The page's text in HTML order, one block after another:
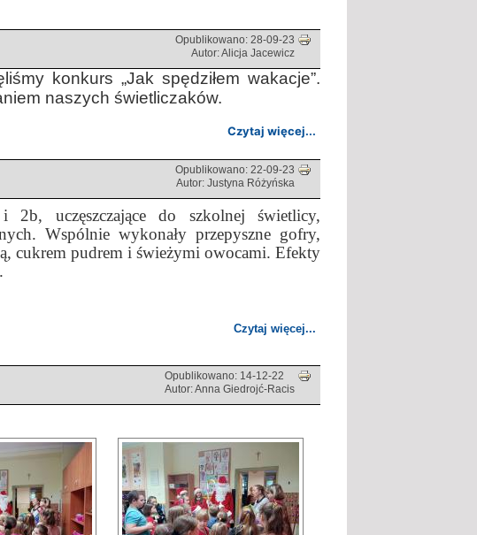
Opublikowano: 28-09-23
Autor: Alicja Jacewicz
konkurs „Jak spędziłem wakacje”.
naszych świetliczaków.
Czytaj więcej...
Opublikowano: 22-09-23
Autor: Justyna Różyńska
uczęszczające do szkolnej świetlicy,
Wspólnie wykonały przepyszne gofry,
cukrem pudrem i świeżymi owocami. Efekty
Czytaj więcej...
Opublikowano: 14-12-22
Autor: Anna Giedrojć-Racis